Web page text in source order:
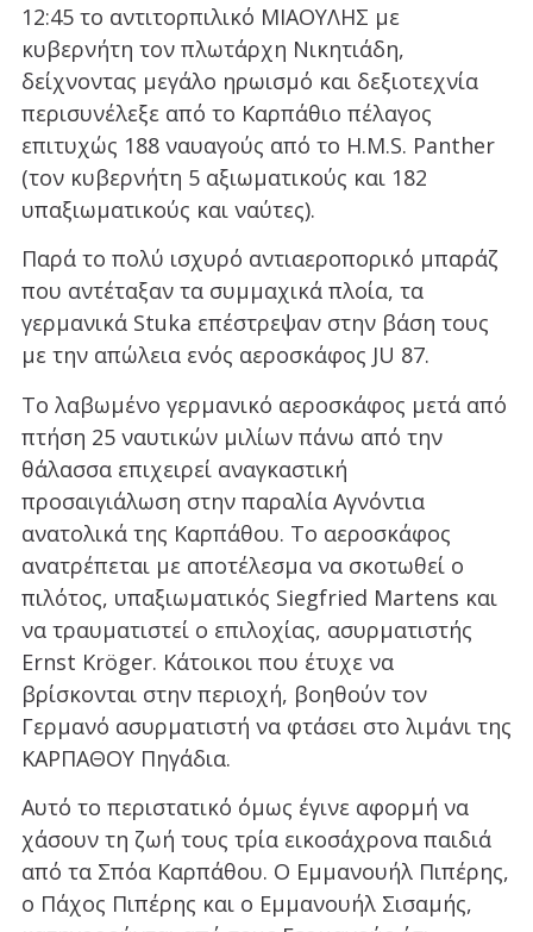
12:45 το αντιτορπιλικό ΜΙΑΟΥΛΗΣ με
κυβερνήτη τον πλωτάρχη Νικητιάδη,
δείχνοντας μεγάλο ηρωισμό και δεξιοτεχνία
περισυνέλεξε από το Καρπάθιο πέλαγος
επιτυχώς 188 ναυαγούς από το H.M.S. Panther
(τον κυβερνήτη 5 αξιωματικούς και 182
υπαξιωματικούς και ναύτες).
Παρά το πολύ ισχυρό αντιαεροπορικό μπαράζ
που αντέταξαν τα συμμαχικά πλοία, τα
γερμανικά Stuka επέστρεψαν στην βάση τους
με την απώλεια ενός αεροσκάφος JU 87.
Το λαβωμένο γερμανικό αεροσκάφος μετά από
πτήση 25 ναυτικών μιλίων πάνω από την
θάλασσα επιχειρεί αναγκαστική
προσαιγιάλωση στην παραλία Αγνόντια
ανατολικά της Καρπάθου. Tο αεροσκάφος
ανατρέπεται με αποτέλεσμα να σκοτωθεί ο
πιλότος, υπαξιωματικός Siegfried Martens και
να τραυματιστεί ο επιλοχίας, ασυρματιστής
Ernst Kröger. Κάτοικοι που έτυχε να
βρίσκονται στην περιοχή, βοηθούν τον
Γερμανό ασυρματιστή να φτάσει στο λιμάνι της
ΚΑΡΠΑΘΟΥ Πηγάδια.
Αυτό το περιστατικό όμως έγινε αφορμή να
χάσουν τη ζωή τους τρία εικοσάχρονα παιδιά
από τα Σπόα Καρπάθου. Ο Εμμανουήλ Πιπέρης,
ο Πάχος Πιπέρης και ο Εμμανουήλ Σισαμής,